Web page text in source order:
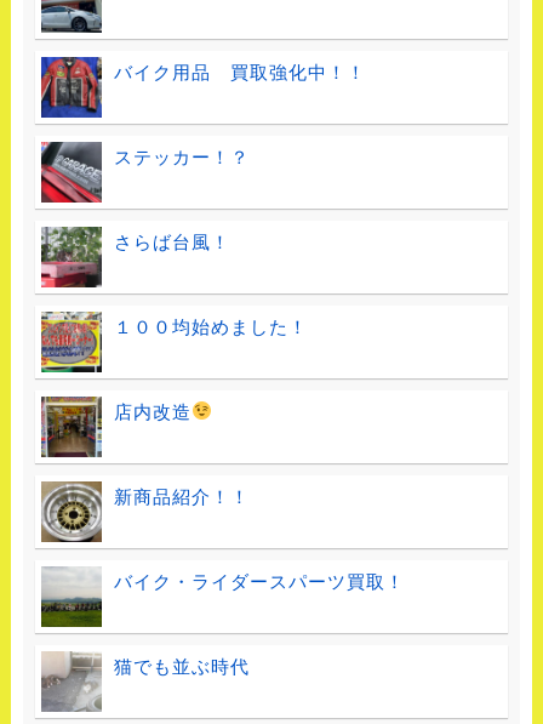
バイク用品 買取強化中！！
ステッカー！？
さらば台風！
１００均始めました！
店内改造
新商品紹介！！
バイク・ライダースパーツ買取！
猫でも並ぶ時代